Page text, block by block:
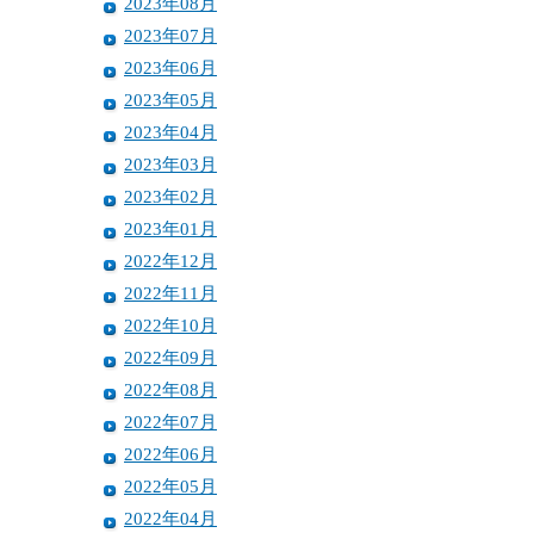
2023年07月
2023年06月
2023年05月
2023年04月
2023年03月
2023年02月
2023年01月
2022年12月
2022年11月
2022年10月
2022年09月
2022年08月
2022年07月
2022年06月
2022年05月
2022年04月